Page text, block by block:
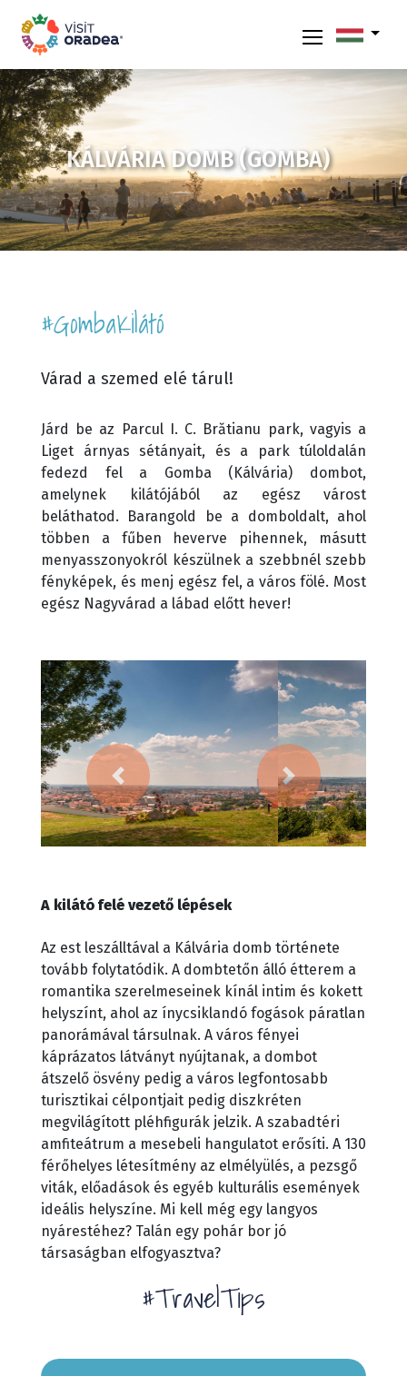
KÁLVÁRIA DOMB (GOMBA)
#GombaKilátó
Várad a szemed elé tárul!
Járd be az Parcul I. C. Brătianu park, vagyis a
Liget árnyas sétányait, és a park túloldalán
fedezd fel a Gomba (Kálvária) dombot,
amelynek kilátójából az egész várost
beláthatod. Barangold be a domboldalt, ahol
többen a fűben heverve pihennek, másutt
menyasszonyokról készülnek a szebbnél szebb
fényképek, és menj egész fel, a város fölé. Most
egész Nagyvárad a lábad előtt hever!
Előző Következő
A kilátó felé vezető lépések
Az est leszálltával a Kálvária domb története
tovább folytatódik. A dombtetőn álló étterem a
romantika szerelmeseinek kínál intim és kokett
helyszínt, ahol az ínycsiklandó fogások páratlan
panorámával társulnak. A város fényei
káprázatos látványt nyújtanak, a dombot
átszelő ösvény pedig a város legfontosabb
turisztikai célpontjait pedig diszkréten
megvilágított pléhfigurák jelzik. A szabadtéri
amfiteátrum a mesebeli hangulatot erősíti. A 130
férőhelyes létesítmény az elmélyülés, a pezsgő
viták, előadások és egyéb kulturális események
ideális helyszíne. Mi kell még egy langyos
nyárestéhez? Talán egy pohár bor jó
társaságban elfogyasztva?
#TravelTips